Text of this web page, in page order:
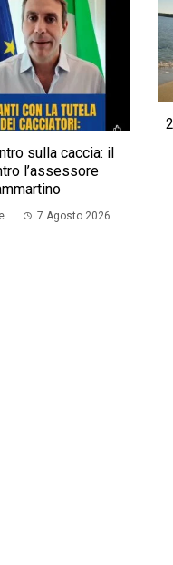
sulla caccia: il
l’assessore
7 Agosto 2026